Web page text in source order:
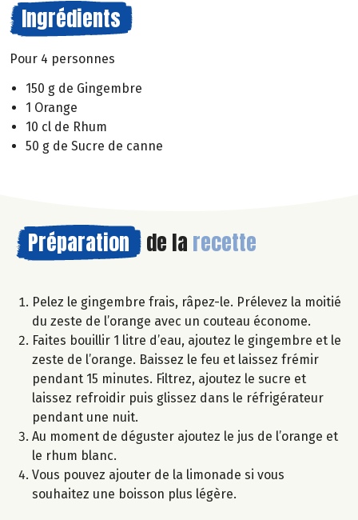
Ingrédients
Pour 4 personnes
150 g de Gingembre
1 Orange
10 cl de Rhum
50 g de Sucre de canne
Préparation de la recette
Pelez le gingembre frais, râpez-le. Prélevez la moitié
du zeste de l’orange avec un couteau économe.
Faites bouillir 1 litre d’eau, ajoutez le gingembre et le
zeste de l’orange. Baissez le feu et laissez frémir
pendant 15 minutes. Filtrez, ajoutez le sucre et
laissez refroidir puis glissez dans le réfrigérateur
pendant une nuit.
Au moment de déguster ajoutez le jus de l’orange et
le rhum blanc.
Vous pouvez ajouter de la limonade si vous
souhaitez une boisson plus légère.